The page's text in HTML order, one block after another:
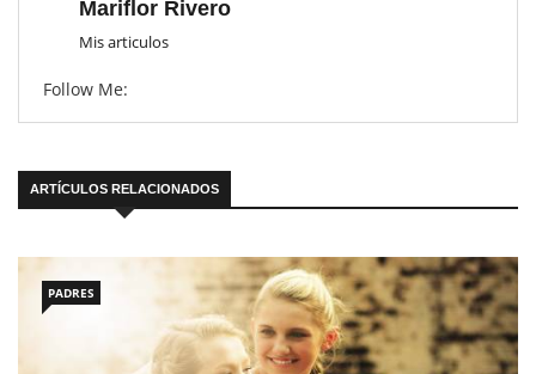
Mariflor Rivero
Mis articulos
Follow Me:
ARTÍCULOS RELACIONADOS
PADRES